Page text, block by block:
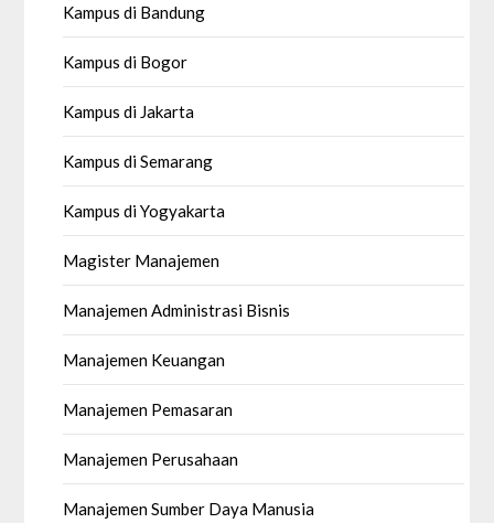
Kampus di Bandung
Kampus di Bogor
Kampus di Jakarta
Kampus di Semarang
Kampus di Yogyakarta
Magister Manajemen
Manajemen Administrasi Bisnis
Manajemen Keuangan
Manajemen Pemasaran
Manajemen Perusahaan
Manajemen Sumber Daya Manusia